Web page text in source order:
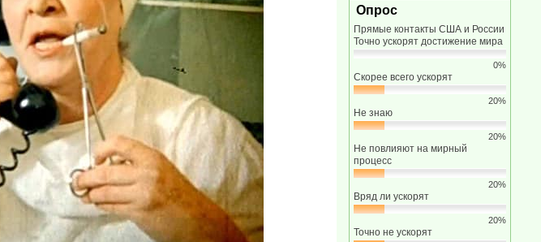
Опрос
Прямые контакты США и России
Точно ускорят достижение мира
0%
Скорее всего ускорят
20%
Не знаю
20%
Не повлияют на мирный
процесс
20%
Вряд ли ускорят
20%
Точно не ускорят